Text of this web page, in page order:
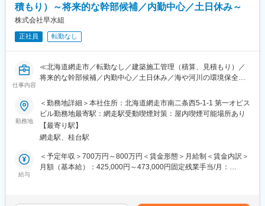
を実施するか」の検討から実施、レポートの作成等の一連をお任
せします。分野は、構造、環境（音・熱など）、風、材料、防耐
火など多岐にわたりますので、応募者の業務経験や学生時代の研
究実績等に応じて配属先を決定します。
■働き方：
休日130日／在宅勤務／残業平均15～30時間／平均有給取得14.8
■当法人の特徴：
第三者機関として公正な立場で審査を行っており、ノルマ等はな
く、むしろ正確に仕事を進める事が求められます。
法人の各種事業に関連のある研究テーマを探り、業務の新しい展
開を目指して職員が独自に取組む自主研究も行っています。
中途入社の方も在籍しており、馴染みやすい環境です。職員数約
200名の規模だからこそ人（職員）を大切にする文化が根付いて
積もり）～将来的な幹部候補／内勤中心／土日休み～
株式会社早水組
正社員 転勤なし
仕事内容
≪北海道網走市／転勤なし／建築施工管理（積算、見積もり）／
将来的な幹部候補／内勤中心／土日休み／海や河川の環境保全に
お客様からの依頼を元に現場での作業に向けた積算、見積もりを
中心に行っていただきます。
■業務内容
・施工図、工程表の作成
・材料費、人件費の積算及び、見積もり作成
・作業の指導、監督、工程管理
・品質、安全の管理
・その他、付随する業務
勤務地
＜勤務地詳細＞本社住所：北海道網走市南二条西5-1-1 第一オピス
ビル勤務地最寄駅：網走駅受動喫煙対策：屋内喫煙可能場所あり
【最寄り駅】
網走駅、桂台駅
給与
＜予定年収＞700万円～800万円＜賃金形態＞月給制＜賃金内訳＞
月額（基本給）：425,000円～473,000円固定残業手当/月：